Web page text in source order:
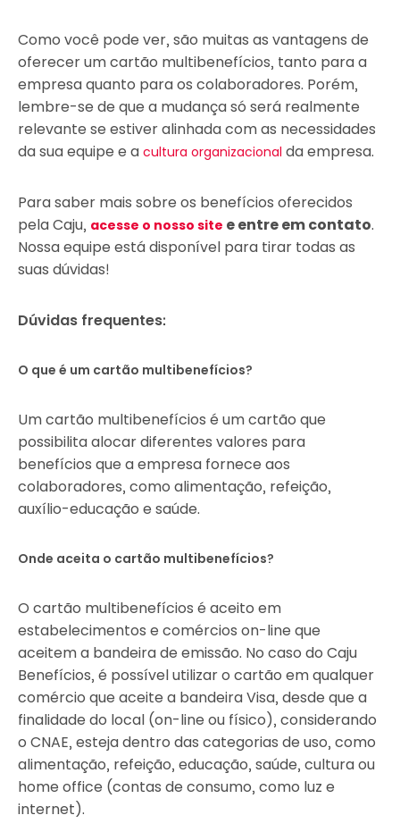
Como você pode ver, são muitas as vantagens de
oferecer um cartão multibenefícios, tanto para a
empresa quanto para os colaboradores. Porém,
lembre-se de que a mudança só será realmente
relevante se estiver alinhada com as necessidades
da sua equipe e a cultura organizacional da empresa.
Para saber mais sobre os benefícios oferecidos
pela Caju, acesse o nosso site e entre em contato.
Nossa equipe está disponível para tirar todas as
suas dúvidas!
Dúvidas frequentes:
O que é um cartão multibenefícios?
Um cartão multibenefícios é um cartão que
possibilita alocar diferentes valores para
benefícios que a empresa fornece aos
colaboradores, como alimentação, refeição,
auxílio-educação e saúde.
Onde aceita o cartão multibenefícios?
O cartão multibenefícios é aceito em
estabelecimentos e comércios on-line que
aceitem a bandeira de emissão. No caso do Caju
Benefícios, é possível utilizar o cartão em qualquer
comércio que aceite a bandeira Visa, desde que a
finalidade do local (on-line ou físico), considerando
o CNAE, esteja dentro das categorias de uso, como
alimentação, refeição, educação, saúde, cultura ou
home office (contas de consumo, como luz e
internet).